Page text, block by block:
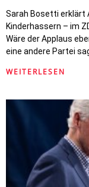
Sarah Bosetti erklärt
Kinderhassern – im
Wäre der Applaus
eine andere Partei
WEITERLESEN